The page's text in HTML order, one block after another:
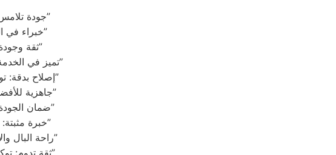
“جودة تلامس الإتقان: توكيل ايديال ايليت يضمن الصيانة الممتازة”
“خبراء في العناية: توكيل ايديال ايليت يضمن أداء الأجهزة بأمان”
“ثقة وجودة: توكيل ايديال ايليت يوفر صيانة مضمونة للأجهزة”
“تميز في الخدمة: توكيل ايديال ايليت يضمن الأداء الأمثل لجميع الأجهزة”
“إصلاح بدقة: توكيل ايديال ايليت يقدم حلولاً فورية وموثوقة للمشاكل”
“جاهزية للأفضل: توكيل ايديال ايليت يوفر الصيانة المتميزة لأجهزتك”
“ضمان الجودة: توكيل ايديال ايليت يحافظ على أداء أجهزتك بكفاءة”
“خبرة مثبتة: توكيل ايديال ايليت يوفر الخدمات الاحترافية لعملائه”
“راحة البال والأمان: توكيل ايديال ايليت يضمن سلامة أجهزتك وأدائها”
“ثقة تدوم: توكيل ايديال ايليت يقدم الصيانة الموثوقة لجميع أجهزتك”